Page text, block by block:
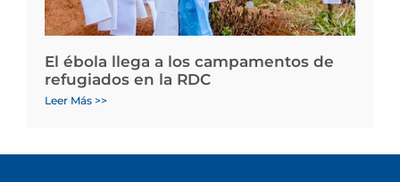
El ébola llega a los campamentos de
refugiados en la RDC
Leer Más >>